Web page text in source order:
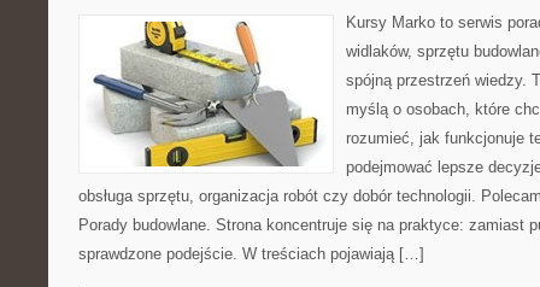
Kursy Marko to serwis
widlaków, sprzętu
spójną przestrzeń wiedzy.
myślą o osobach, które
rozumieć, jak funkcjonuje
podejmować lepsze
obsługa sprzętu, organizacja robót czy dobór technologii.
Porady budowlane. Strona koncentruje się na praktyce: zamiast
sprawdzone podejście. W treściach pojawiają […]